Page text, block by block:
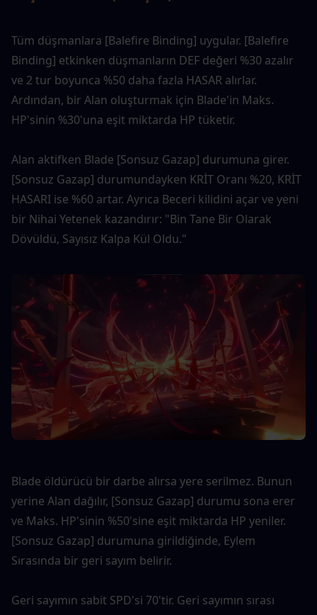
Tüm düşmanlara [Balefire Binding] uygular. [Balefire
Binding] etkinken düşmanların DEF değeri %30 azalır
ve 2 tur boyunca %50 daha fazla HASAR alırlar.
Ardından, bir Alan oluşturmak için Blade'in Maks.
HP'sinin %30'una eşit miktarda HP tüketir.
Alan aktifken Blade [Sonsuz Gazap] durumuna girer.
[Sonsuz Gazap] durumundayken KRİT Oranı %20, KRİT
HASARI ise %60 artar. Ayrıca Beceri kilidini açar ve yeni
bir Nihai Yetenek kazandırır: "Bin Tane Bir Olarak
Dövüldü, Sayısız Kalpa Kül Oldu."
Blade öldürücü bir darbe alırsa yere serilmez. Bunun
yerine Alan dağılır, [Sonsuz Gazap] durumu sona erer
ve Maks. HP'sinin %50'sine eşit miktarda HP yeniler.
[Sonsuz Gazap] durumuna girildiğinde, Eylem
Sırasında bir geri sayım belirir.
Geri sayımın sabit SPD'si 70'tir. Geri sayımın sırası